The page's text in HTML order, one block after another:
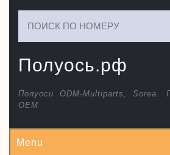
Полуось.рф
Полуоси ODM-Multiparts, Sorea.
ОЕМ
Menu